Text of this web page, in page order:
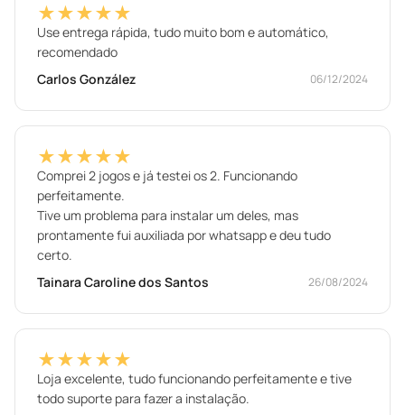
★★★★★
Use entrega rápida, tudo muito bom e automático,
recomendado
Carlos González
06/12/2024
★★★★★
Comprei 2 jogos e já testei os 2. Funcionando
perfeitamente.
Tive um problema para instalar um deles, mas
prontamente fui auxiliada por whatsapp e deu tudo
certo.
Tainara Caroline dos Santos
26/08/2024
★★★★★
Loja excelente, tudo funcionando perfeitamente e tive
todo suporte para fazer a instalação.